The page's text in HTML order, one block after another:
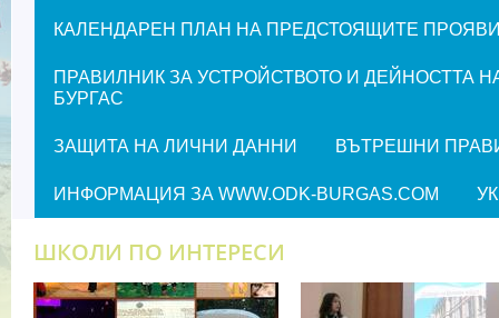
КАЛЕНДАРЕН ПЛАН НА ПРЕДСТОЯЩИТЕ ПРОЯВИ
ПРАВИЛНИК ЗА УСТРОЙСТВОТО И ДЕЙНОСТТА
БУРГАС
ЗАЩИТА НА ЛИЧНИ ДАННИ ВЪТРЕШНИ
ИНФОРМАЦИЯ ЗА WWW.ODK-BURGAS.COM
ШКОЛИ ПО ИНТЕРЕСИ